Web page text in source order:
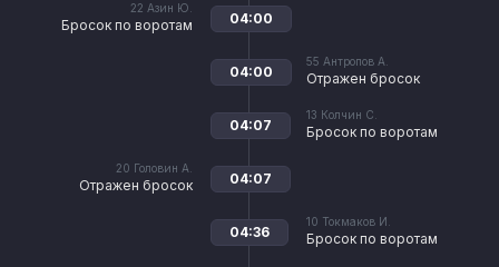
22 Азин Ю.
Бросок по воротам 04:00
55 Антропов А.
Отражен бросок
04:00
13 Колчин С.
Бросок по воротам
04:07
20 Головин А.
Отражен бросок 04:07
10 Токмаков И.
Бросок по воротам
04:36